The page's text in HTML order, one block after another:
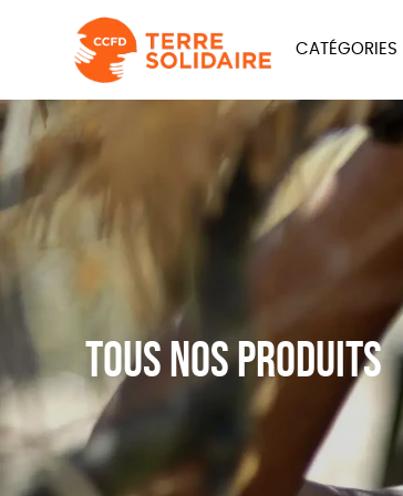
CATÉGORIES
ÉQUITABLE
PAPETERIE
Tous nos produits